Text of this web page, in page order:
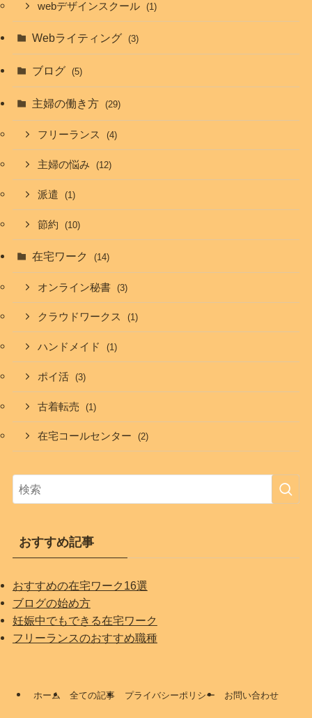
webデザインスクール (1)
Webライティング (3)
ブログ (5)
主婦の働き方 (29)
フリーランス (4)
主婦の悩み (12)
派遣 (1)
節約 (10)
在宅ワーク (14)
オンライン秘書 (3)
クラウドワークス (1)
ハンドメイド (1)
ポイ活 (3)
古着転売 (1)
在宅コールセンター (2)
おすすめ記事
おすすめの在宅ワーク16選
ブログの始め方
妊娠中でもできる在宅ワーク
フリーランスのおすすめ職種
ホーム 全ての記事 プライバシーポリシー お問い合わせ